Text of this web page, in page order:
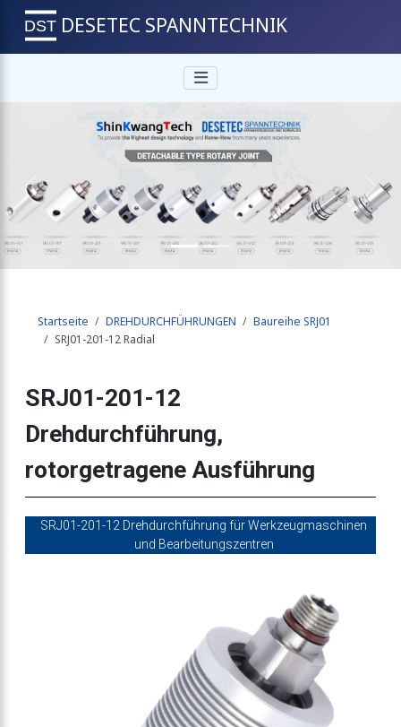
DESETEC SPANNTECHNIK
Previous Next
Startseite DREHDURCHFÜHRUNGEN
Baureihe SRJ01
SRJ01-201-12 Radial
SRJ01-201-12
Drehdurchführung,
rotorgetragene Ausführung
SRJ01-201-12 Drehdurchführung für Werkzeugmaschinen
und Bearbeitungszentren